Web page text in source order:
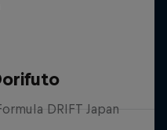
DRIFT Japan